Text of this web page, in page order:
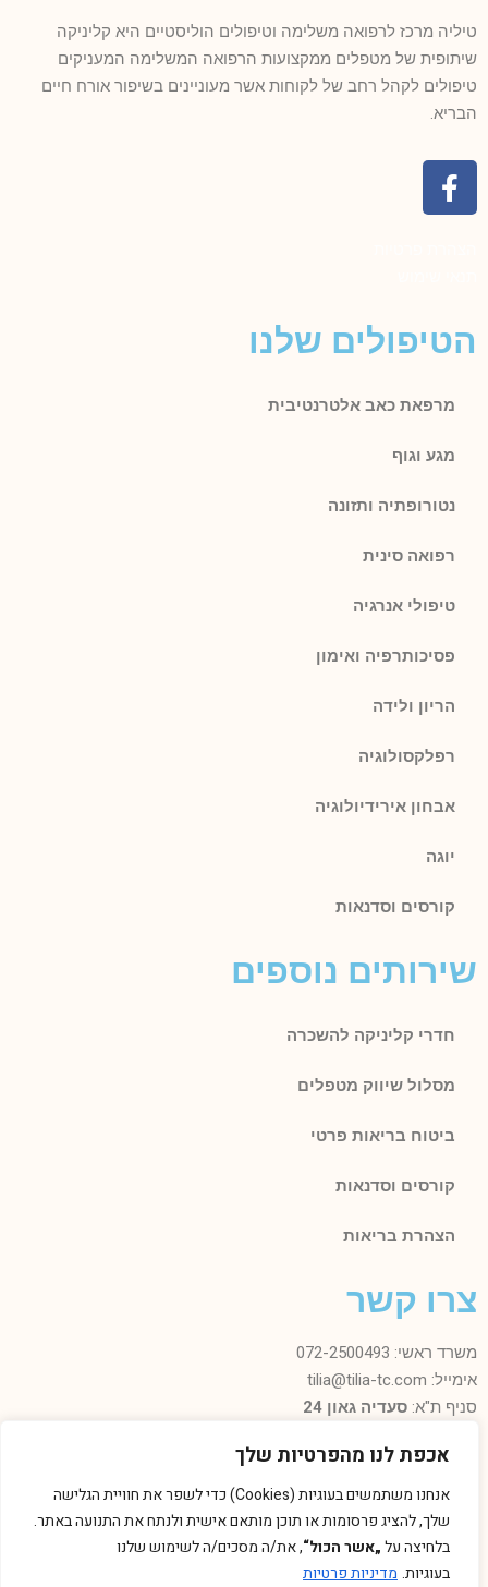
אכפת לנו מהפרטיות שלך
אנחנו משתמשים בעוגיות (Cookies) כדי לשפר את חוויית הגלישה
שלך, להציג פרסומות או תוכן מותאם אישית ולנתח את התנועה באתר.
בלחיצה על„אשר הכול“, את/ה מסכים/ה לשימוש שלנו
בעוגיות. מדיניות פרטיות
טיליה מרכז לרפואה משלימה וטיפולים הוליסטיים היא קליניקה
שיתופית של מטפלים ממקצועות הרפואה המשלימה המעניקים
טיפולים לקהל רחב של לקוחות אשר מעוניינים בשיפור אורח חיים
הבריא.
הטיפולים שלנו
מרפאת כאב אלטרנטיבית
מגע וגוף
נטורופתיה ותזונה
רפואה סינית
טיפולי אנרגיה
פסיכותרפיה ואימון
הריון ולידה
רפלקסולוגיה
אבחון אירידיולוגיה
יוגה
קורסים וסדנאות
שירותים נוספים
חדרי קליניקה להשכרה
מסלול שיווק מטפלים
ביטוח בריאות פרטי
קורסים וסדנאות
הצהרת בריאות
צרו קשר
משרד ראשי: 072-2500493
אימייל: tilia@tilia-tc.com
סניף ת"א: סעדיה גאון 24
סניף חיפה: טשרניחובסקי 35
(בנין אסטרא) קומה 3.
סניף קרית ביאליק:שדרות ויצמן 41
(במכון שגית פילאטיס)
סניף קיבוץ אלונים:ליד מרכז אלון(בבית הדורות)
סניף באר שבע: מרדכי מקלף 62 (מאוחדת שכונה ו׳ החדשה)